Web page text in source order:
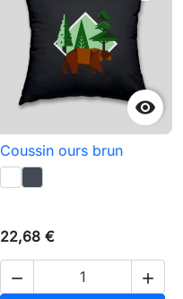

Coussin ours brun
22,68 €
 